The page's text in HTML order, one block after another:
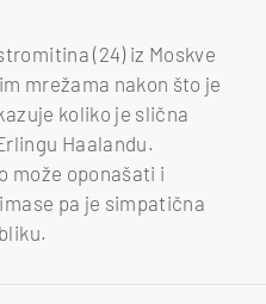
(24) iz Moskve
mrežama nakon što je
koliko je slična
Haalandu.
može oponašati i
pa je simpatična